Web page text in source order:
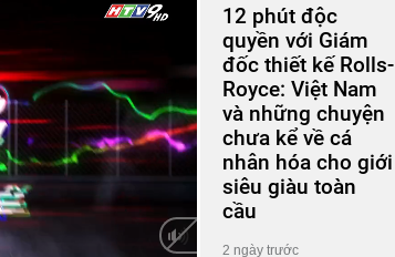
12 phút độc
quyền với Giám
đốc thiết kế Rolls-
Royce: Việt Nam
và những chuyện
chưa kể về cá
nhân hóa cho giới
siêu giàu toàn
cầu
2 ngày trước